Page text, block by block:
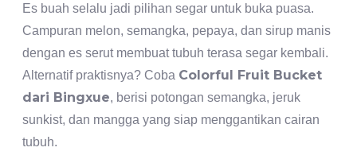
Es buah selalu jadi pilihan segar untuk buka puasa.
Campuran melon, semangka, pepaya, dan sirup manis
dengan es serut membuat tubuh terasa segar kembali.
Alternatif praktisnya? Coba Colorful Fruit Bucket
dari Bingxue, berisi potongan semangka, jeruk
sunkist, dan mangga yang siap menggantikan cairan
tubuh.